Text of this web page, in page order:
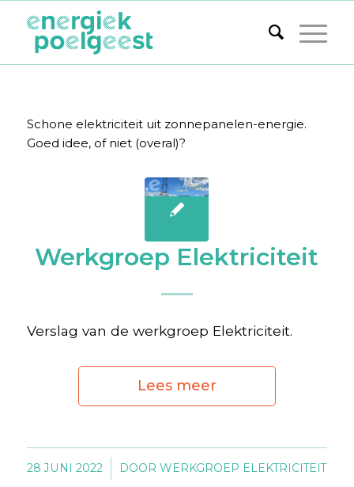
Schone elektriciteit uit zonnepanelen-energie.
Goed idee, of niet (overal)?
Werkgroep Elektriciteit
Verslag van de werkgroep Elektriciteit.
Lees meer
28 JUNI 2022
/ DOORWERKGROEP ELEKTRICITEIT